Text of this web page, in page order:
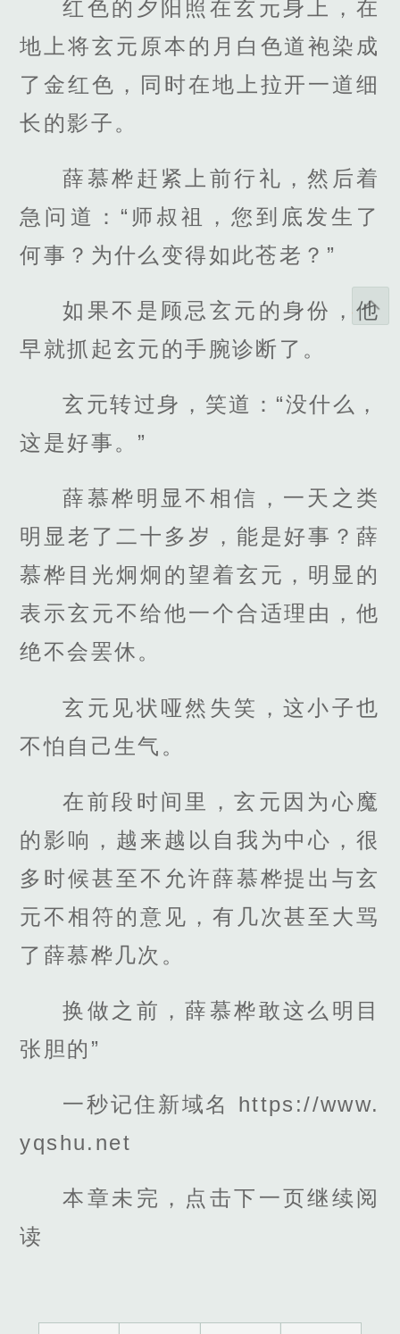
红色的夕阳照在玄元身上，在
地上将玄元原本的月白色道袍染成
了金红色，同时在地上拉开一道细
长的影子。
薛慕桦赶紧上前行礼，然后着
急问道：“师叔祖，您到底发生了
何事？为什么变得如此苍老？”
如果不是顾忌玄元的身份，他
早就抓起玄元的手腕诊断了。
玄元转过身，笑道：“没什么，
这是好事。”
薛慕桦明显不相信，一天之类
明显老了二十多岁，能是好事？薛
慕桦目光炯炯的望着玄元，明显的
表示玄元不给他一个合适理由，他
绝不会罢休。
玄元见状哑然失笑，这小子也
不怕自己生气。
在前段时间里，玄元因为心魔
的影响，越来越以自我为中心，很
多时候甚至不允许薛慕桦提出与玄
元不相符的意见，有几次甚至大骂
了薛慕桦几次。
换做之前，薛慕桦敢这么明目
张胆的”
一秒记住新域名 https://www.
yqshu.net
本章未完，点击下一页继续阅
读